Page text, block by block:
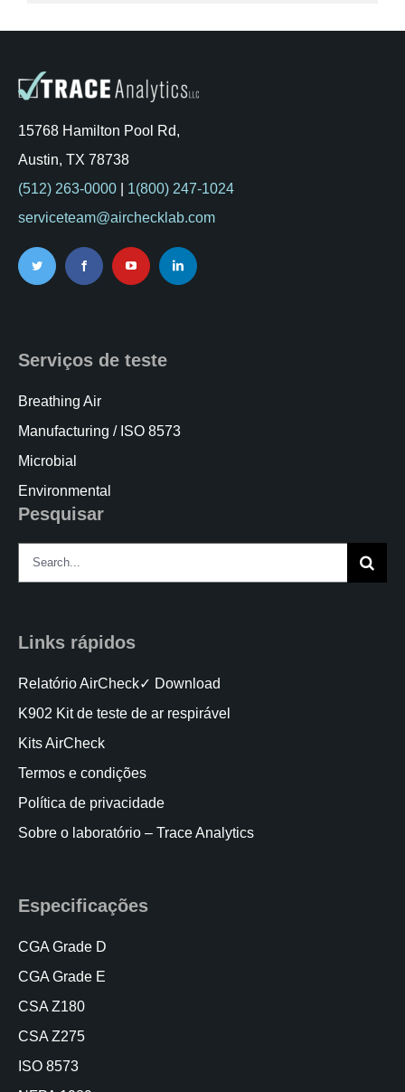
15768 Hamilton Pool Rd,
Austin, TX 78738
(512) 263-0000| 1(800) 247-1024
serviceteam@airchecklab.com
Serviços de teste
Breathing Air
Manufacturing / ISO 8573
Microbial
Environmental
Pesquisar
Search
for:
Links rápidos
Relatório AirCheck✓ Download
K902 Kit de teste de ar respirável
Kits AirCheck
Termos e condições
Política de privacidade
Sobre o laboratório – Trace Analytics
Especificações
CGA Grade D
CGA Grade E
CSA Z180
CSA Z275
ISO 8573